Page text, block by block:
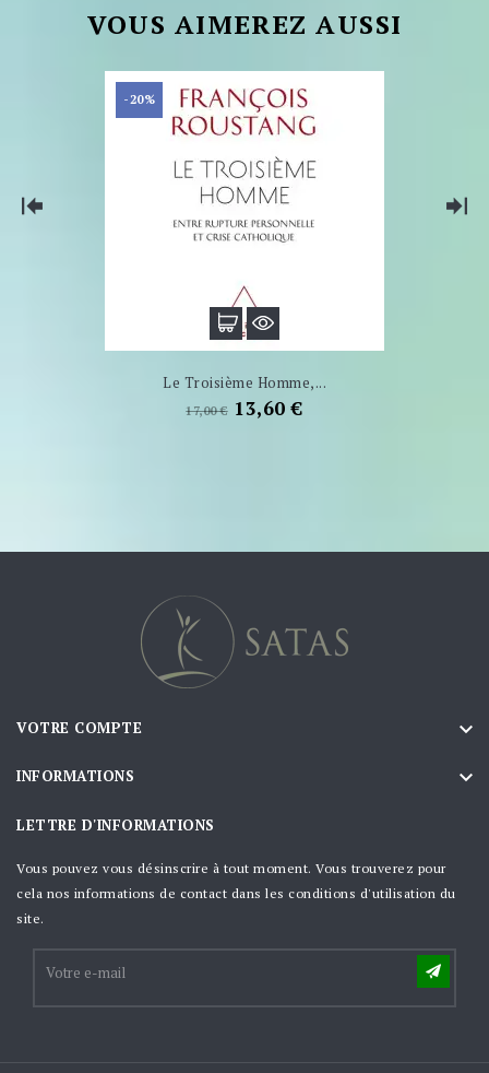
VOUS AIMEREZ AUSSI
-20%
Le Troisième Homme,...
Prix
17,00 € Prix
13,60 €
VOTRE COMPTE 
INFORMATIONS 
LETTRE D'INFORMATIONS
Vous pouvez vous désinscrire à tout moment. Vous trouverez pour
cela nos informations de contact dans les conditions d'utilisation du
site.